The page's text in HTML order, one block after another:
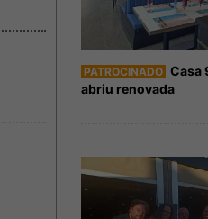
PATROCINADO Casa
abriu renovada